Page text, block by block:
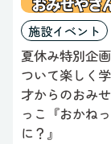
施設イベント
夏休み特別企
ついて楽しく
才からのおみ
っこ『おかね
に？』